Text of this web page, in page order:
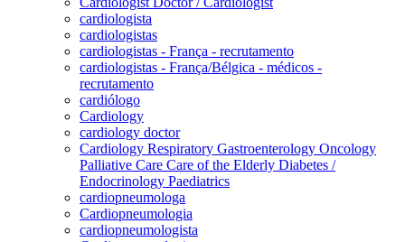
cardiologista
cardiologistas
cardiologistas - França - recrutamento
cardiologistas - França/Bélgica - médicos -
recrutamento
cardiólogo
Cardiology
cardiology doctor
Cardiology Respiratory Gastroenterology Oncology
Palliative Care Care of the Elderly Diabetes /
Endocrinology Paediatrics
cardiopneumologa
Cardiopneumologia
cardiopneumologista